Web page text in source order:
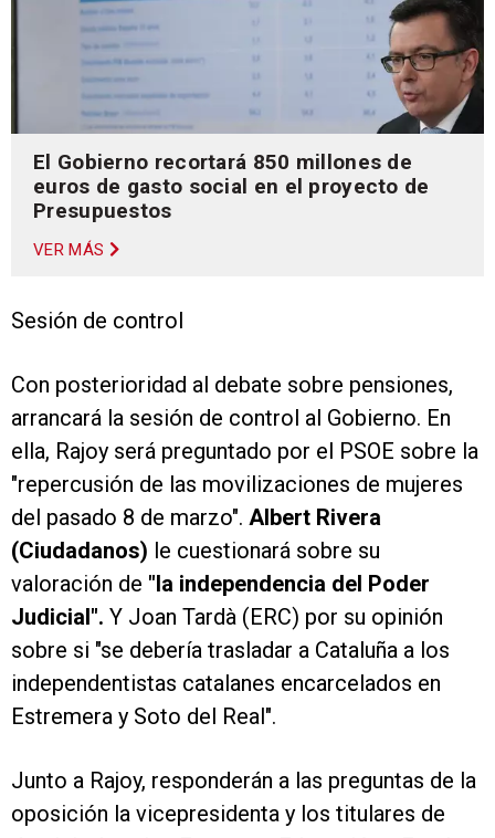
El Gobierno recortará 850 millones de
euros de gasto social en el proyecto de
Presupuestos
VER MÁS
Sesión de control
Con posterioridad al debate sobre pensiones,
arrancará la sesión de control al Gobierno. En
ella, Rajoy será preguntado por el PSOE sobre la
"repercusión de las movilizaciones de mujeres
del pasado 8 de marzo". Albert Rivera
(Ciudadanos) le cuestionará sobre su
valoración de "la independencia del Poder
Judicial". Y Joan Tardà (ERC) por su opinión
sobre si "se debería trasladar a Cataluña a los
independentistas catalanes encarcelados en
Estremera y Soto del Real".
Junto a Rajoy, responderán a las preguntas de la
oposición la vicepresidenta y los titulares de